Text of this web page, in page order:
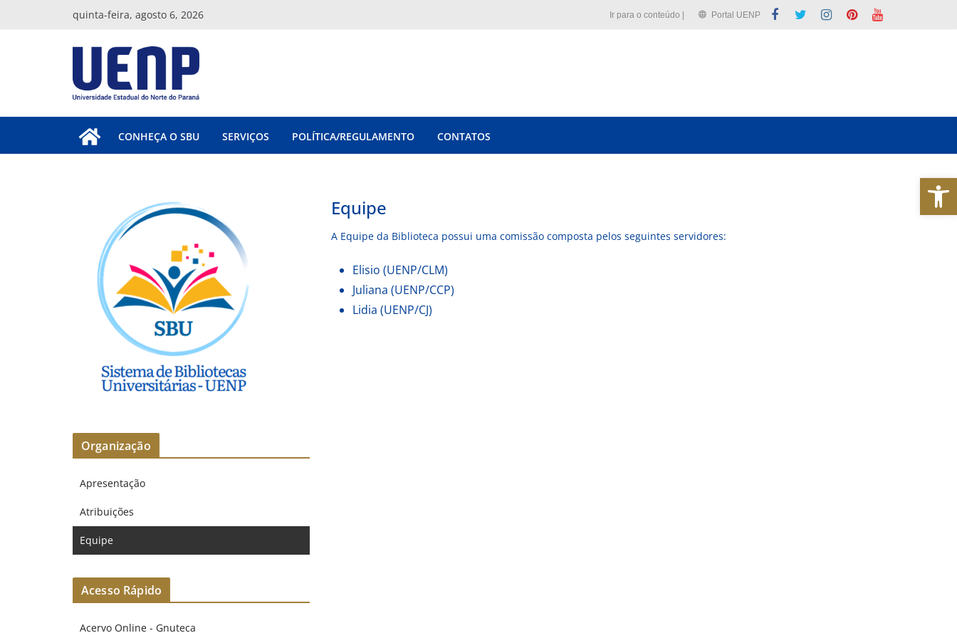
Abrir a barra de ferramentas
quinta-feira, agosto 6, 2026 Ir para o conteúdo | Portal UENP
CONHEÇA O SBU SERVIÇOS POLÍTICA/REGULAMENTO CONTATOS
Equipe
A Equipe da Biblioteca possui uma comissão composta pelos seguintes servidores:
Elisio (UENP/CLM)
Juliana (UENP/CCP)
Lidia (UENP/CJ)
Organização
Apresentação
Atribuições
Equipe
Acesso Rápido
Acervo Online - Gnuteca